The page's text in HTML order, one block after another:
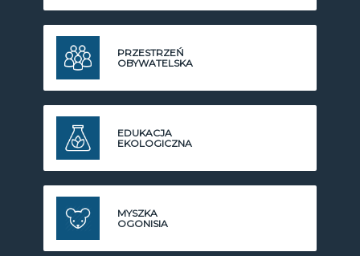
PRZESTRZEŃ
OBYWATELSKA
EDUKACJA
EKOLOGICZNA
MYSZKA
OGONISIA